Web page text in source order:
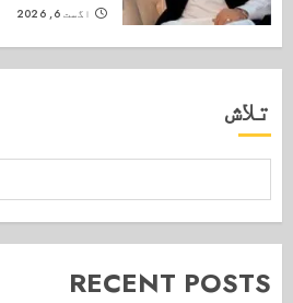
اگست 6, 2026
تلاش
RECENT POSTS